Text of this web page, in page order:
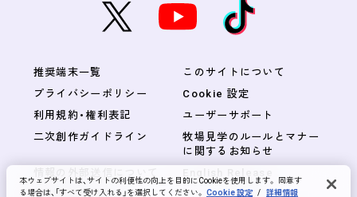
推奨端末一覧
このサイトについて
プライバシーポリシー
Cookie 設定
利用規約・権利表記
ユーザーサポート
二次創作ガイドライン
牧場見学のルールとマナー
に関するお知らせ
本ウェブサイトは、サイトの利便性の向上を目的にCookieを使用します。 同意す
る場合は、「すべて受け入れる」を選択してください。 Cookie 設定 / 詳細情報